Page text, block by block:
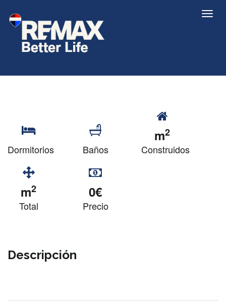
Dormitorios Baños
m2
Construidos
m2
Total
0€
Precio
Descripción